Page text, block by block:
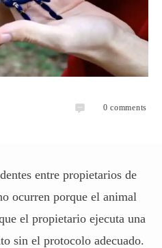
0 comments
entre propietarios de
ocurren porque el animal
el propietario ejecuta una
sin el protocolo adecuado.